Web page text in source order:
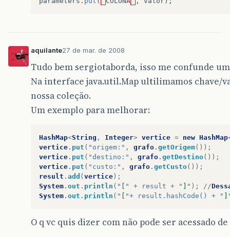
aquilante27 de mar. de 2008
Tudo bem sergiotaborda, isso me confunde
Na interface java.util.Map ultilimamos chave/
nossa coleção.
Um exemplo para melhorar:
HashMap<String , Integer> vertice = new HashMap
vertice . put ( "origem:" , grafo . getOrigem());
vertice . put ( "destino:" , grafo . getDestino());
vertice . put ( "custo:" , grafo . getCusto());
result . add ( vertice );
System . out . println ( " " + result + " " ); //
System . out . println ( " "+ result.hashCode() + "
O q vc quis dizer com não pode ser acessado